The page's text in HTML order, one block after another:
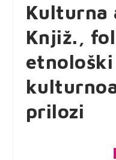
Kulturna
Knjiž.,
prilozi